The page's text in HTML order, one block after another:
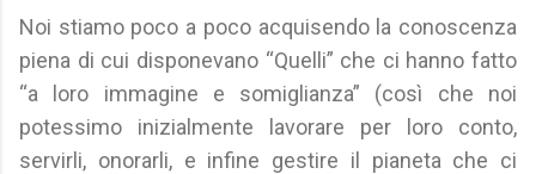
Noi stiamo poco a poco acquisendo la conoscenza
piena di cui disponevano “Quelli” che ci hanno fatto
“a loro immagine e somiglianza” (così che noi
potessimo inizialmente lavorare per loro conto,
servirli, onorarli, e infine gestire il pianeta che ci